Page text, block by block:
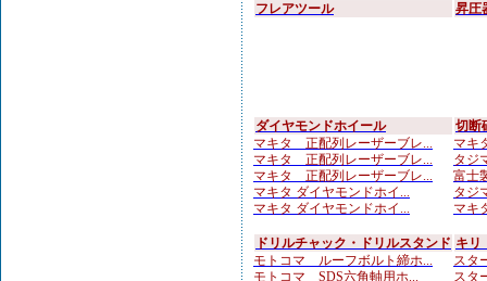
フレアツール 昇圧
ダイヤモンドホイール
マキタ 正配列レーザーブレ...
マキタ 正配列レーザーブレ...
マキタ 正配列レーザーブレ...
マキタ ダイヤモンドホイ...
マキタ ダイヤモンドホイ...
切断
マキ
タジ
富士
タジ
マキ
ドリルチャック・ドリルスタンド
モトコマ ルーフボルト締ホ...
モトコマ SDS六角軸用ホ...
キリ
スタ
スタ